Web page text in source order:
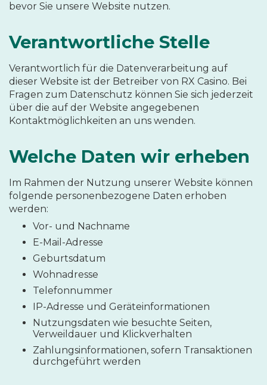
bevor Sie unsere Website nutzen.
Verantwortliche Stelle
Verantwortlich für die Datenverarbeitung auf
dieser Website ist der Betreiber von RX Casino. Bei
Fragen zum Datenschutz können Sie sich jederzeit
über die auf der Website angegebenen
Kontaktmöglichkeiten an uns wenden.
Welche Daten wir erheben
Im Rahmen der Nutzung unserer Website können
folgende personenbezogene Daten erhoben
werden:
Vor- und Nachname
E-Mail-Adresse
Geburtsdatum
Wohnadresse
Telefonnummer
IP-Adresse und Geräteinformationen
Nutzungsdaten wie besuchte Seiten,
Verweildauer und Klickverhalten
Zahlungsinformationen, sofern Transaktionen
durchgeführt werden